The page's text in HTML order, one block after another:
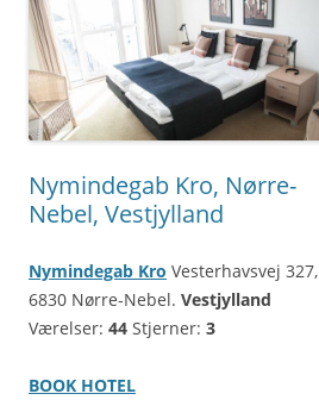
Nymindegab Kro, Nørre-
Nebel, Vestjylland
Nymindegab Kro Vesterhavsvej 327,
6830 Nørre-Nebel. Vestjylland
Værelser: 44 Stjerner: 3
BOOK HOTEL